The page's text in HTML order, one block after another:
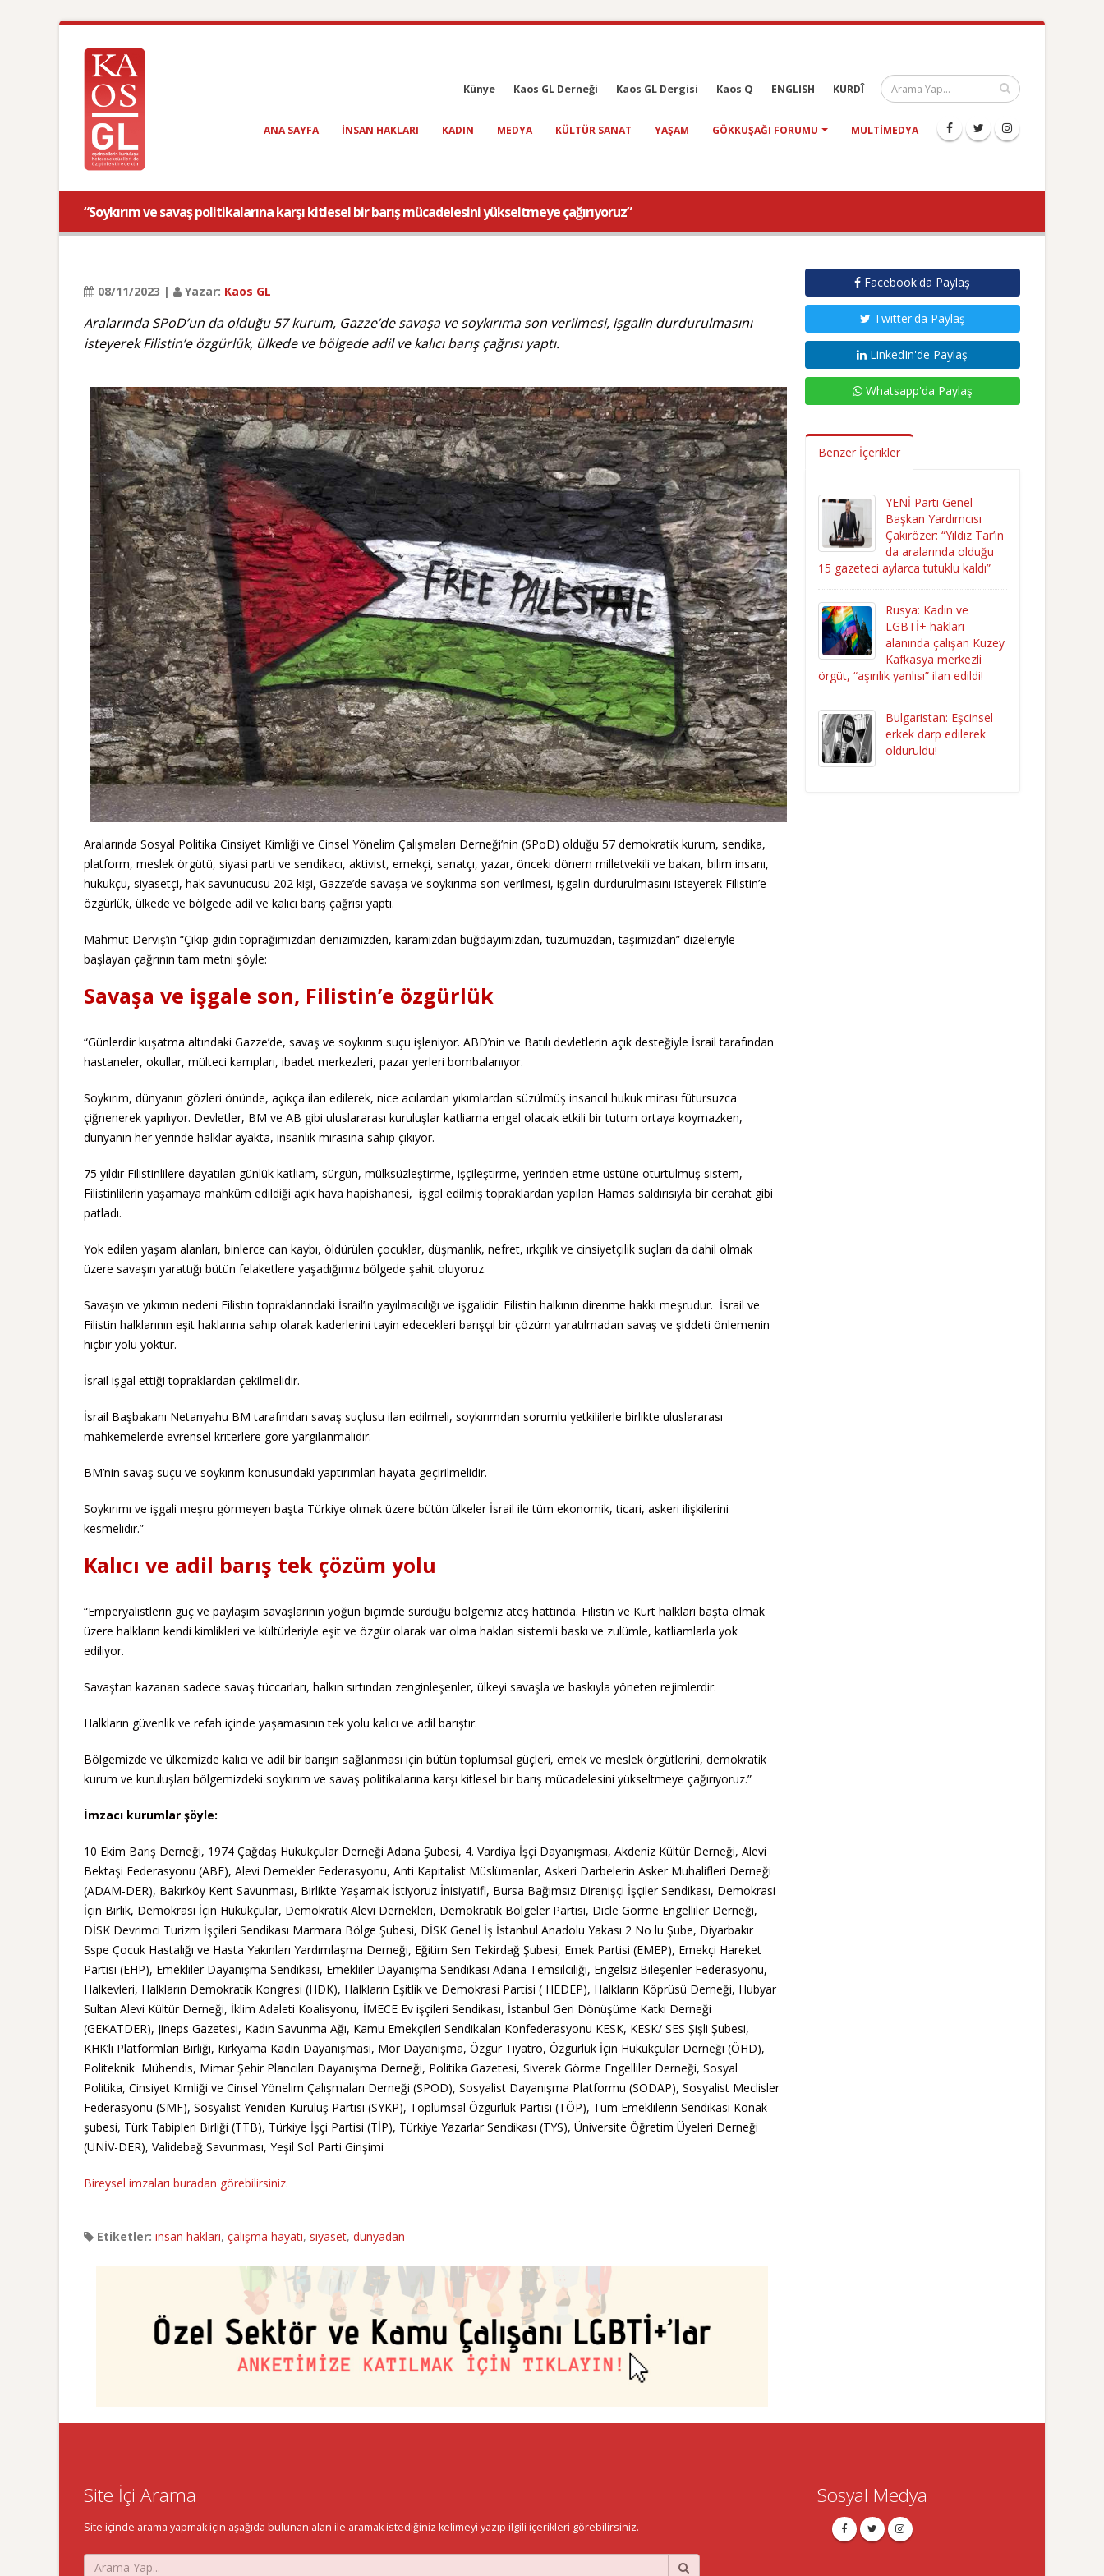
Künye Kaos GL Derneği Kaos GL Dergisi Kaos Q ENGLISH KURDÎ
ANA SAYFA INSAN HAKLARI KADIN MEDYA KÜLTÜR SANAT YAŞAM GÖKKUŞAĞI FORUMU MULTIMEDYA
“Soykırım ve savaş politikalarına karşı kitlesel bir barış mücadelesini yükseltmeye çağırıyoruz”
08/11/2023 | Yazar: Kaos GL
Aralarında SPoD’un da olduğu 57 kurum, Gazze’de savaşa ve soykırıma son verilmesi, işgalin durdurulmasını
isteyerek Filistin’e özgürlük, ülkede ve bölgede adil ve kalıcı barış çağrısı yaptı.
Aralarında Sosyal Politika Cinsiyet Kimliği ve Cinsel Yönelim Çalışmaları Derneği’nin (SPoD) olduğu 57 demokratik kurum, sendika,
platform, meslek örgütü, siyasi parti ve sendikacı, aktivist, emekçi, sanatçı, yazar, önceki dönem milletvekili ve bakan, bilim insanı,
hukukçu, siyasetçi, hak savunucusu 202 kişi, Gazze’de savaşa ve soykırıma son verilmesi, işgalin durdurulmasını isteyerek Filistin’e
özgürlük, ülkede ve bölgede adil ve kalıcı barış çağrısı yaptı.
Mahmut Derviş’in “Çıkıp gidin toprağımızdan denizimizden, karamızdan buğdayımızdan, tuzumuzdan, taşımızdan” dizeleriyle
başlayan çağrının tam metni şöyle:
Savaşa ve işgale son, Filistin’e özgürlük
“Günlerdir kuşatma altındaki Gazze’de, savaş ve soykırım suçu işleniyor. ABD’nin ve Batılı devletlerin açık desteğiyle İsrail tarafından
hastaneler, okullar, mülteci kampları, ibadet merkezleri, pazar yerleri bombalanıyor.
Soykırım, dünyanın gözleri önünde, açıkça ilan edilerek, nice acılardan yıkımlardan süzülmüş insancıl hukuk mirası fütursuzca
çiğnenerek yapılıyor. Devletler, BM ve AB gibi uluslararası kuruluşlar katliama engel olacak etkili bir tutum ortaya koymazken,
dünyanın her yerinde halklar ayakta, insanlık mirasına sahip çıkıyor.
75 yıldır Filistinlilere dayatılan günlük katliam, sürgün, mülksüzleştirme, işçileştirme, yerinden etme üstüne oturtulmuş sistem,
Filistinlilerin yaşamaya mahkûm edildiği açık hava hapishanesi, işgal edilmiş topraklardan yapılan Hamas saldırısıyla bir cerahat gibi
patladı.
Yok edilen yaşam alanları, binlerce can kaybı, öldürülen çocuklar, düşmanlık, nefret, ırkçılık ve cinsiyetçilik suçları da dahil olmak
üzere savaşın yarattığı bütün felaketlere yaşadığımız bölgede şahit oluyoruz.
Savaşın ve yıkımın nedeni Filistin topraklarındaki İsrail’in yayılmacılığı ve işgalidir. Filistin halkının direnme hakkı meşrudur. İsrail ve
Filistin halklarının eşit haklarına sahip olarak kaderlerini tayin edecekleri barışçıl bir çözüm yaratılmadan savaş ve şiddeti önlemenin
hiçbir yolu yoktur.
İsrail işgal ettiği topraklardan çekilmelidir.
İsrail Başbakanı Netanyahu BM tarafından savaş suçlusu ilan edilmeli, soykırımdan sorumlu yetkililerle birlikte uluslararası
mahkemelerde evrensel kriterlere göre yargılanmalıdır.
BM’nin savaş suçu ve soykırım konusundaki yaptırımları hayata geçirilmelidir.
Soykırımı ve işgali meşru görmeyen başta Türkiye olmak üzere bütün ülkeler İsrail ile tüm ekonomik, ticari, askeri ilişkilerini
kesmelidir.”
Kalıcı ve adil barış tek çözüm yolu
“Emperyalistlerin güç ve paylaşım savaşlarının yoğun biçimde sürdüğü bölgemiz ateş hattında. Filistin ve Kürt halkları başta olmak
üzere halkların kendi kimlikleri ve kültürleriyle eşit ve özgür olarak var olma hakları sistemli baskı ve zulümle, katliamlarla yok
ediliyor.
Savaştan kazanan sadece savaş tüccarları, halkın sırtından zenginleşenler, ülkeyi savaşla ve baskıyla yöneten rejimlerdir.
Halkların güvenlik ve refah içinde yaşamasının tek yolu kalıcı ve adil barıştır.
Bölgemizde ve ülkemizde kalıcı ve adil bir barışın sağlanması için bütün toplumsal güçleri, emek ve meslek örgütlerini, demokratik
kurum ve kuruluşları bölgemizdeki soykırım ve savaş politikalarına karşı kitlesel bir barış mücadelesini yükseltmeye çağırıyoruz.”
İmzacı kurumlar şöyle:
10 Ekim Barış Derneği, 1974 Çağdaş Hukukçular Derneği Adana Şubesi, 4. Vardiya İşçi Dayanışması, Akdeniz Kültür Derneği, Alevi
Bektaşi Federasyonu (ABF), Alevi Dernekler Federasyonu, Anti Kapitalist Müslümanlar, Askeri Darbelerin Asker Muhalifleri Derneği
(ADAM-DER), Bakırköy Kent Savunması, Birlikte Yaşamak İstiyoruz İnisiyatifi, Bursa Bağımsız Direnişçi İşçiler Sendikası, Demokrasi
İçin Birlik, Demokrasi İçin Hukukçular, Demokratik Alevi Dernekleri, Demokratik Bölgeler Partisi, Dicle Görme Engelliler Derneği,
DİSK Devrimci Turizm İşçileri Sendikası Marmara Bölge Şubesi, DİSK Genel İş İstanbul Anadolu Yakası 2 No lu Şube, Diyarbakır
Sspe Çocuk Hastalığı ve Hasta Yakınları Yardımlaşma Derneği, Eğitim Sen Tekirdağ Şubesi, Emek Partisi (EMEP), Emekçi Hareket
Partisi (EHP), Emekliler Dayanışma Sendikası, Emekliler Dayanışma Sendikası Adana Temsilciliği, Engelsiz Bileşenler Federasyonu,
Halkevleri, Halkların Demokratik Kongresi (HDK), Halkların Eşitlik ve Demokrasi Partisi ( HEDEP), Halkların Köprüsü Derneği, Hubyar
Sultan Alevi Kültür Derneği, İklim Adaleti Koalisyonu, İMECE Ev işçileri Sendikası, İstanbul Geri Dönüşüme Katkı Derneği
(GEKATDER), Jineps Gazetesi, Kadın Savunma Ağı, Kamu Emekçileri Sendikaları Konfederasyonu KESK, KESK/ SES Şişli Şubesi,
KHK’lı Platformları Birliği, Kırkyama Kadın Dayanışması, Mor Dayanışma, Özgür Tiyatro, Özgürlük İçin Hukukçular Derneği (ÖHD),
Politeknik Mühendis, Mimar Şehir Plancıları Dayanışma Derneği, Politika Gazetesi, Siverek Görme Engelliler Derneği, Sosyal
Politika, Cinsiyet Kimliği ve Cinsel Yönelim Çalışmaları Derneği (SPOD), Sosyalist Dayanışma Platformu (SODAP), Sosyalist Meclisler
Federasyonu (SMF), Sosyalist Yeniden Kuruluş Partisi (SYKP), Toplumsal Özgürlük Partisi (TÖP), Tüm Emeklilerin Sendikası Konak
şubesi, Türk Tabipleri Birliği (TTB), Türkiye İşçi Partisi (TİP), Türkiye Yazarlar Sendikası (TYS), Üniversite Öğretim Üyeleri Derneği
(ÜNİV-DER), Validebağ Savunması, Yeşil Sol Parti Girişimi
Bireysel imzaları buradan görebilirsiniz.
Etiketler: insan hakları, çalışma hayatı, siyaset, dünyadan
Facebook'da Paylaş
Twitter'da Paylaş
LinkedIn'de Paylaş
Whatsapp'da Paylaş
Benzer İçerikler
YENİ Parti Genel
Başkan Yardımcısı
Çakırözer: “Yıldız Tar’ın
da aralarında olduğu
15 gazeteci aylarca tutuklu kaldı”
Rusya: Kadın ve
LGBTİ+ hakları
alanında çalışan Kuzey
Kafkasya merkezli
örgüt, “aşırılık yanlısı” ilan edildi!
Bulgaristan: Eşcinsel
erkek darp edilerek
öldürüldü!
Site İçi Arama
Site içinde arama yapmak için aşağıda bulunan alan ile aramak istediğiniz kelimeyi yazıp ilgili içerikleri görebilirsiniz.
Sosyal Medya